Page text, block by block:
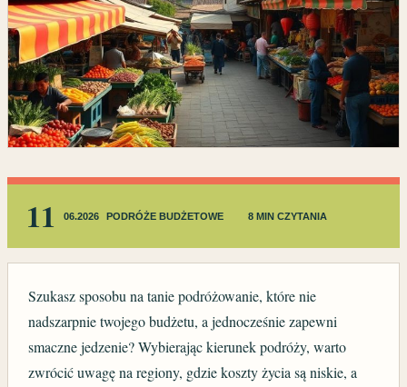
11 06.2026 PODRÓŻE BUDŻETOWE 8 MIN CZYTANIA
Szukasz sposobu na tanie podróżowanie, które nie
nadszarpnie twojego budżetu, a jednocześnie zapewni
smaczne jedzenie? Wybierając kierunek podróży, warto
zwrócić uwagę na regiony, gdzie koszty życia są niskie, a